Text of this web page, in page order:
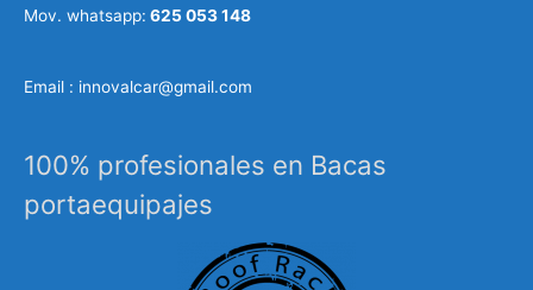
Mov. whatsapp: 625 053 148
Email : innovalcar@gmail.com
100% profesionales en Bacas
portaequipajes